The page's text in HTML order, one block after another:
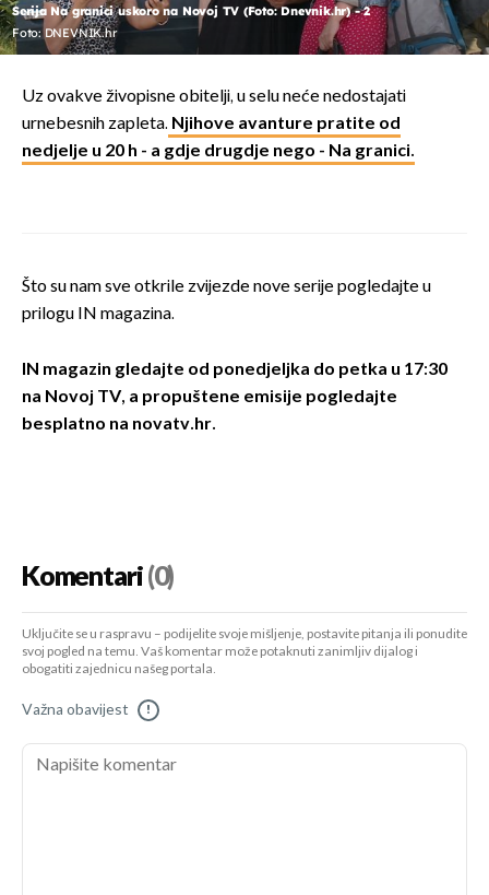
Serija Na granici uskoro na Novoj TV (Foto: Dnevnik.hr) - 2
Foto: DNEVNIK.hr
Uz ovakve živopisne obitelji, u selu neće nedostajati
urnebesnih zapleta. Njihove avanture pratite od
nedjelje u 20 h - a gdje drugdje nego - Na granici.
Što su nam sve otkrile zvijezde nove serije pogledajte u
prilogu IN magazina.
IN magazin gledajte od ponedjeljka do petka u 17:30
na Novoj TV, a propuštene emisije pogledajte
besplatno na novatv.hr.
Komentari(0)
Uključite se u raspravu – podijelite svoje mišljenje, postavite pitanja ili ponudite
svoj pogled na temu. Vaš komentar može potaknuti zanimljiv dijalog i
obogatiti zajednicu našeg portala.
Važna obavijest !